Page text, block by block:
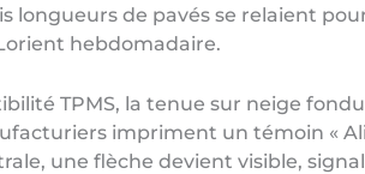
longueurs de pavés se relaient
hebdomadaire.
TPMS, la tenue sur neige
impriment un témoin «
une flèche devient visible,